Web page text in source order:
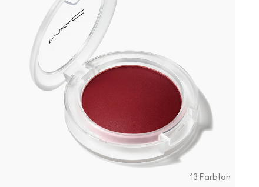
13 Farbton